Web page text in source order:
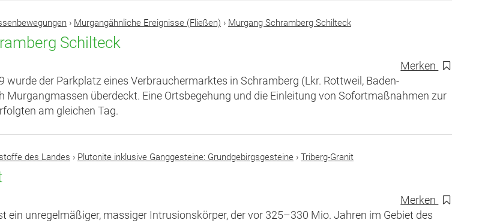
› Murgangähnliche Ereignisse (Fließen) › Murgang Schramberg Schilteck
Schilteck
Merken
wurde der Parkplatz eines Verbrauchermarktes in Schramberg (Lkr. Rottweil, Baden-
Murgangmassen überdeckt. Eine Ortsbegehung und die Einleitung von Sofortmaßnahmen zur
am gleichen Tag.
des Landes › Plutonite inklusive Ganggesteine: Grundgebirgsgesteine › Triberg-Granit
Merken
ein unregelmäßiger, massiger Intrusionskörper, der vor 325–330 Mio. Jahren im Gebiet des